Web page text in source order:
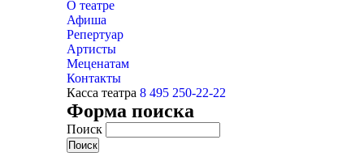
О театре
Афиша
Репертуар
Артисты
Меценатам
Контакты
Касса театра 8 495 250-22-22
Форма поиска
Поиск